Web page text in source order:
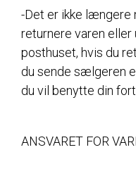
-Det er ikke længere
returnere varen eller
posthuset, hvis du
du sende sælgeren
du vil benytte din
ANSVARET FOR